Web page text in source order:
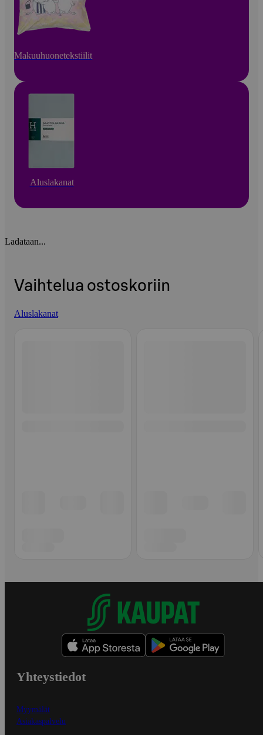
Makuuhuonetekstiilit
Aluslakanat
Ladataan...
Vaihtelua ostoskoriin
Aluslakanat
Yhteystiedot
Myymälät
Asiakaspalvelu